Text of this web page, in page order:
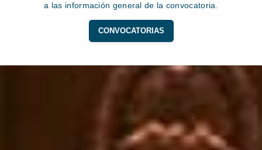
a las información general de la convocatoria.
CONVOCATORIAS